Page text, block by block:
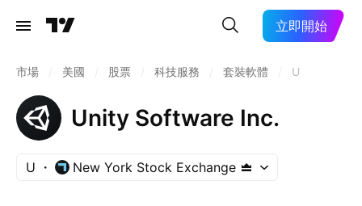
立即開始
市場 美國 股票 科技服務 套裝軟體 U
Unity Software Inc.
U New York Stock Exchange